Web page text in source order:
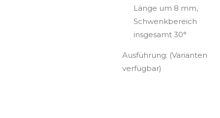
Länge um 8 mm,
Schwenkbereich
insgesamt 30°
Ausführung: (Varianten
verfügbar)